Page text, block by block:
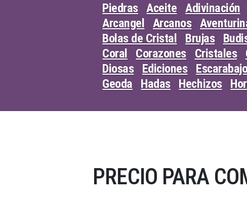
Piedras Aceite Adivinación
Arcangel
Arcanos
Bolas de Cristal
Brujas
Coral
Corazones Cristales
Diosas
Ediciones
Geoda
Hadas Hechizos
PRECIO PARA